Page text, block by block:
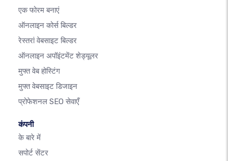
एक फोरम बनाएं
ऑनलाइन कोर्स बिल्डर
रेस्तरां वेबसाइट बिल्डर
ऑनलाइन अपॉइंटमेंट शेड्यूलर
मुफ्त वेब होस्टिंग
मुफ्त वेबसाइट डिजाइन
प्रोफेशनल SEO सेवाएँ
कंपनी
के बारे में
सपोर्ट सेंटर